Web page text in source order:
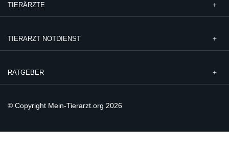
TIERÄRZTE
TIERARZT NOTDIENST
RATGEBER
© Copyright Mein-Tierarzt.org 2026